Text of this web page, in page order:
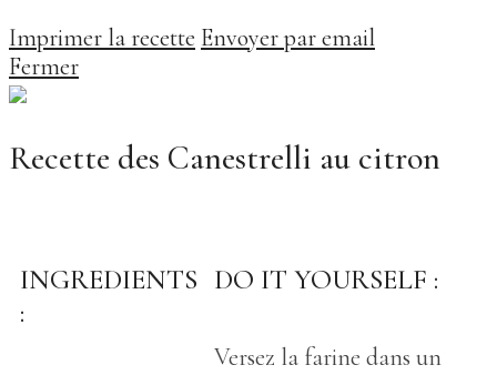
Imprimer la recette Envoyer par email
Fermer
Recette des Canestrelli au citron
INGREDIENTS
:
DO IT YOURSELF :
Versez la farine dans un